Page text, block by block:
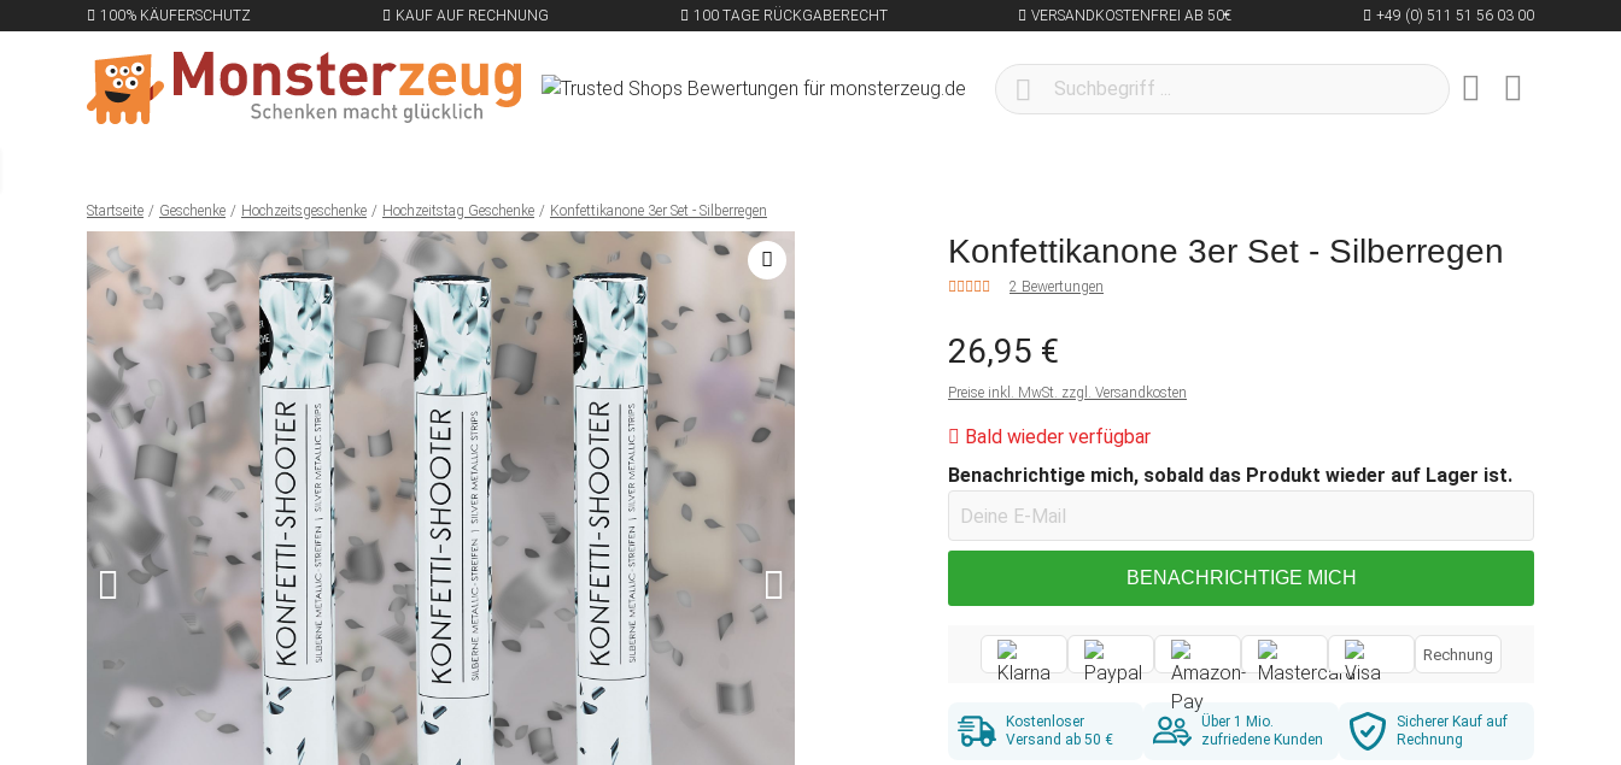
100% KÄUFERSCHUTZ KAUF AUF RECHNUNG 100 TAGE RÜCKGABERECHT VERSANDKOSTENFREI AB 50€ +49 (0) 511 51 56 03 00
Startseite Geschenke Hochzeitsgeschenke Hochzeitstag Geschenke Konfettikanone 3er Set - Silberregen
Konfettikanone 3er Set - Silberregen
2 Bewertungen
26,95 €
Preise inkl. MwSt. zzgl. Versandkosten
Bald wieder verfügbar
Benachrichtige mich, sobald das Produkt wieder auf Lager ist.
BENACHRICHTIGE MICH
Rechnung
Kostenloser
Versand ab 50 €
Über 1 Mio.
zufriedene Kunden
Sicherer Kauf auf
Rechnung